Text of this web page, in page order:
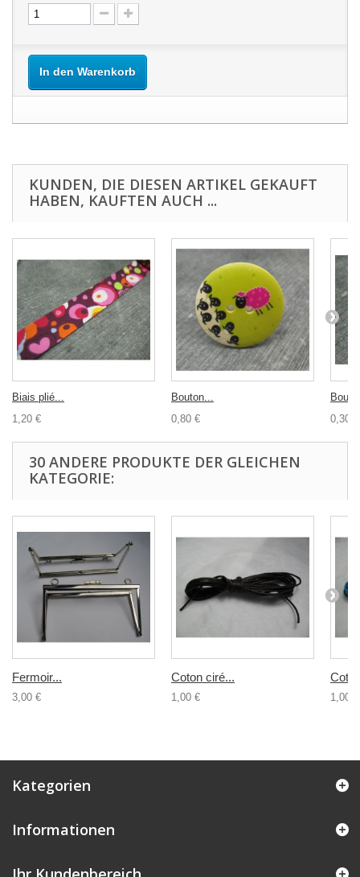
In den Warenkorb
KUNDEN, DIE DIESEN ARTIKEL GEKAUFT
HABEN, KAUFTEN AUCH ...
Biais plié...
1,20 €
Bouton...
0,80 €
0,30 €
30 ANDERE PRODUKTE DER GLEICHEN
KATEGORIE:
Fermoir...
3,00 €
Coton ciré...
1,00 € 1,00 €
Kategorien
Informationen